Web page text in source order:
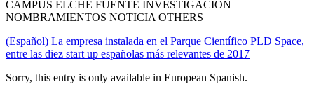
CAMPUS ELCHE FUENTE INVESTIGACIÓN
NOMBRAMIENTOS NOTICIA OTHERS
(Español) La empresa instalada en el Parque Científico PLD Space,
entre las diez start up españolas más relevantes de 2017
Sorry, this entry is only available in European Spanish.